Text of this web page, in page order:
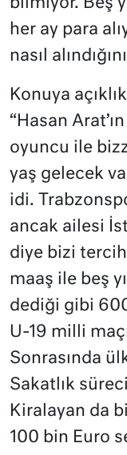
bilmiyor. Beş
her ay para
nasıl
Konuya
“Hasan
oyuncu ile
yaş gelecek
idi.
ancak ailesi
diye bizi
maaş ile beş
dediği gibi
U-19 milli
Sonrasında
Sakatlık
Kiralayan da
100 bin Euro